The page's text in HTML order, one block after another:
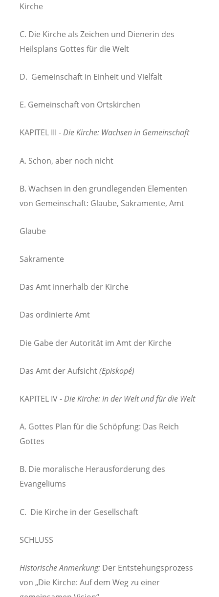
Kirche
C. Die Kirche als Zeichen und Dienerin des
Heilsplans Gottes für die Welt
D. Gemeinschaft in Einheit und Vielfalt
E. Gemeinschaft von Ortskirchen
KAPITEL III -Die Kirche: Wachsen in Gemeinschaft
A. Schon, aber noch nicht
B. Wachsen in den grundlegenden Elementen
von Gemeinschaft: Glaube, Sakramente, Amt
Glaube
Sakramente
Das Amt innerhalb der Kirche
Das ordinierte Amt
Die Gabe der Autorität im Amt der Kirche
Das Amt der Aufsicht(Episkopé)
KAPITEL IV -Die Kirche: In der Welt und für die Welt
A. Gottes Plan für die Schöpfung: Das Reich
Gottes
B. Die moralische Herausforderung des
Evangeliums
C. Die Kirche in der Gesellschaft
SCHLUSS
Historische Anmerkung: Der Entstehungsprozess
von „Die Kirche: Auf dem Weg zu einer